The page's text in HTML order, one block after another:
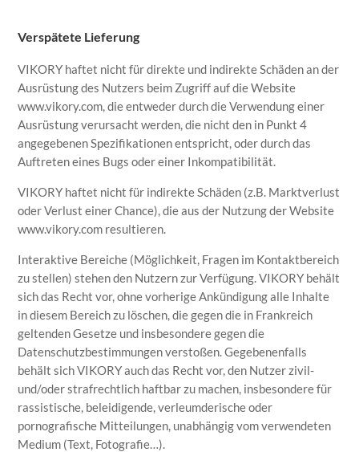
Verspätete Lieferung
VIKORY haftet nicht für direkte und indirekte Schäden an der
Ausrüstung des Nutzers beim Zugriff auf die Website
www.vikory.com, die entweder durch die Verwendung einer
Ausrüstung verursacht werden, die nicht den in Punkt 4
angegebenen Spezifikationen entspricht, oder durch das
Auftreten eines Bugs oder einer Inkompatibilität.
VIKORY haftet nicht für indirekte Schäden (z.B. Marktverlust
oder Verlust einer Chance), die aus der Nutzung der Website
www.vikory.com resultieren.
Interaktive Bereiche (Möglichkeit, Fragen im Kontaktbereich
zu stellen) stehen den Nutzern zur Verfügung. VIKORY behält
sich das Recht vor, ohne vorherige Ankündigung alle Inhalte
in diesem Bereich zu löschen, die gegen die in Frankreich
geltenden Gesetze und insbesondere gegen die
Datenschutzbestimmungen verstoßen. Gegebenenfalls
behält sich VIKORY auch das Recht vor, den Nutzer zivil-
und/oder strafrechtlich haftbar zu machen, insbesondere für
rassistische, beleidigende, verleumderische oder
pornografische Mitteilungen, unabhängig vom verwendeten
Medium (Text, Fotografie…).